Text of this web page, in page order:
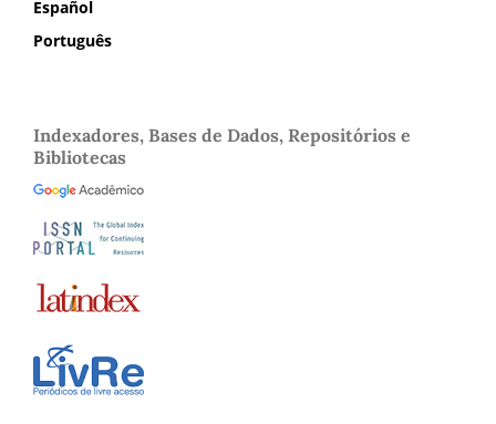
Español
Português
Indexadores, Bases de Dados, Repositórios e
Bibliotecas